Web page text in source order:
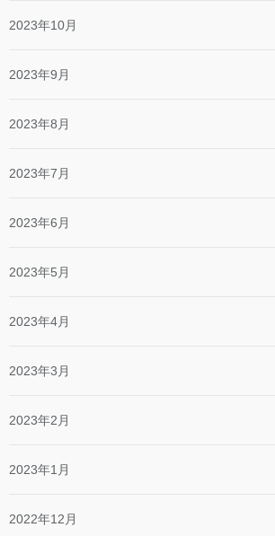
2023年10月
2023年9月
2023年8月
2023年7月
2023年6月
2023年5月
2023年4月
2023年3月
2023年2月
2023年1月
2022年12月